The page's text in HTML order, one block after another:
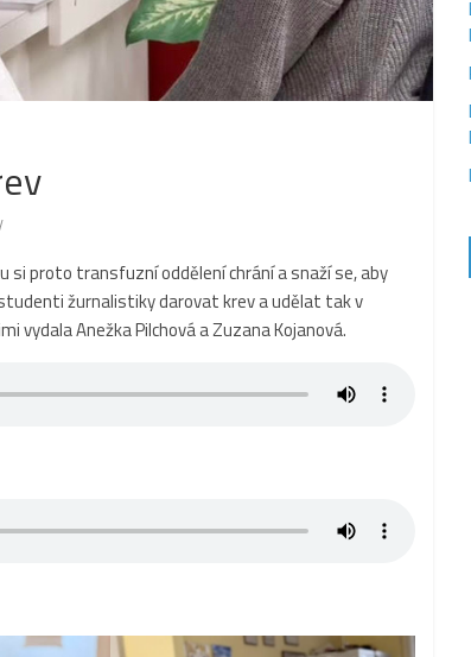
si proto transfuzní oddělení chrání a snaží se, aby
žurnalistiky darovat krev a udělat tak v
vydala Anežka Pilchová a Zuzana Kojanová.